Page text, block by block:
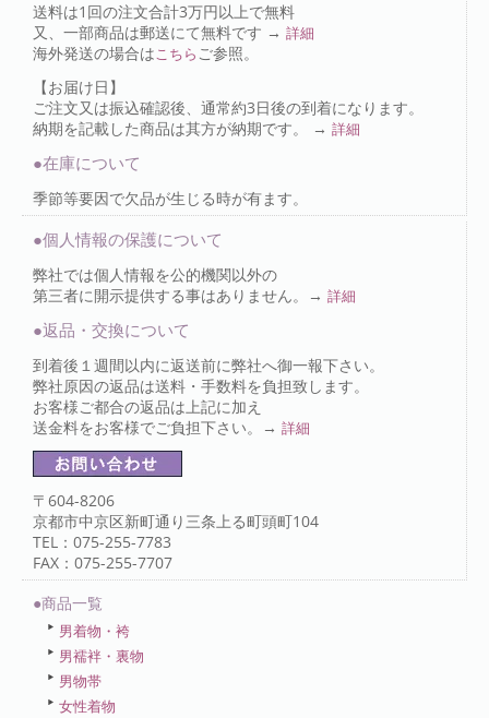
送料は1回の注文合計3万円以上で無料
又、一部商品は郵送にて無料です → 詳細
海外発送の場合はこちら ご参照。
【お届け日】
ご注文又は振込確認後、通常約3日後の到着になります。
納期を記載した商品は其方が納期です。 → 詳細
●在庫について
季節等要因で欠品が生じる時が有ます。
●個人情報の保護について
弊社では個人情報を公的機関以外の
第三者に開示提供する事はありません。→ 詳細
●返品・交換について
到着後１週間以内に返送前に弊社へ御一報下さい。
弊社原因の返品は送料・手数料を負担致します。
お客様ご都合の返品は上記に加え
送金料をお客様でご負担下さい。→ 詳細
〒604-8206
京都市中京区新町通り三条上る町頭町104
TEL：075-255-7783
FAX：075-255-7707
●商品一覧
男着物・袴
男襦袢・裏物
男物帯
女性着物